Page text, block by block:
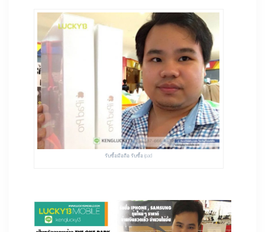
รับซื้อมือถือ รับซื้อ ipad